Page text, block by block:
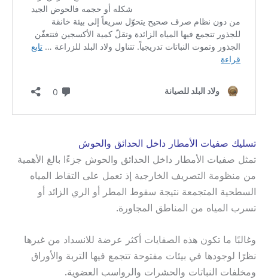
تسليك صفيات الأمطار داخل الحدائق والحوش
تمثل صفيات الأمطار داخل الحدائق والحوش جزءًا بالغ الأهمية
من منظومة التصريف الخارجية إذ تعمل على التقاط المياه
السطحية المتجمعة نتيجة سقوط المطر أو الري الزائد أو
تسرب المياه من المناطق المجاورة.
وغالبًا ما تكون هذه الصفايات أكثر عرضة للانسداد من غيرها
نظرًا لوجودها في بيئات مفتوحة تتجمع فيها التربة والأوراق
ومخلفات النباتات والحشرات والرواسب العضوية.